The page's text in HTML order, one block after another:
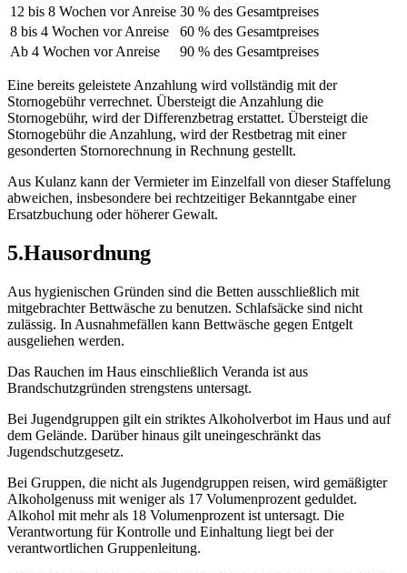
12 bis 8 Wochen vor Anreise 30 % des Gesamtpreises
8 bis 4 Wochen vor Anreise
60 % des Gesamtpreises
Ab 4 Wochen vor Anreise
90 % des Gesamtpreises
Eine bereits geleistete Anzahlung wird vollständig mit der
Stornogebühr verrechnet. Übersteigt die Anzahlung die
Stornogebühr, wird der Differenzbetrag erstattet. Übersteigt die
Stornogebühr die Anzahlung, wird der Restbetrag mit einer
gesonderten Stornorechnung in Rechnung gestellt.
Aus Kulanz kann der Vermieter im Einzelfall von dieser Staffelung
abweichen, insbesondere bei rechtzeitiger Bekanntgabe einer
Ersatzbuchung oder höherer Gewalt.
5.Hausordnung
Aus hygienischen Gründen sind die Betten ausschließlich mit
mitgebrachter Bettwäsche zu benutzen. Schlafsäcke sind nicht
zulässig. In Ausnahmefällen kann Bettwäsche gegen Entgelt
ausgeliehen werden.
Das Rauchen im Haus einschließlich Veranda ist aus
Brandschutzgründen strengstens untersagt.
Bei Jugendgruppen gilt ein striktes Alkoholverbot im Haus und auf
dem Gelände. Darüber hinaus gilt uneingeschränkt das
Jugendschutzgesetz.
Bei Gruppen, die nicht als Jugendgruppen reisen, wird gemäßigter
Alkoholgenuss mit weniger als 17 Volumenprozent geduldet.
Alkohol mit mehr als 18 Volumenprozent ist untersagt. Die
Verantwortung für Kontrolle und Einhaltung liegt bei der
verantwortlichen Gruppenleitung.